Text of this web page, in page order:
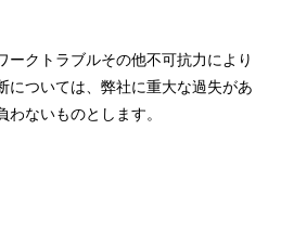
ークトラブルその他不可抗力により
については、弊社に重大な過失があ
ないものとします。